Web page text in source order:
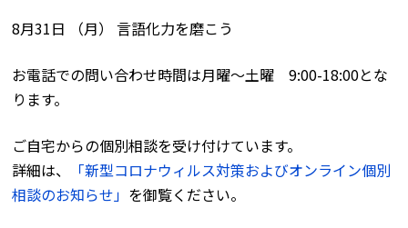
8月31日 （月） 言語化力を磨こう
お電話での問い合わせ時間は月曜〜土曜 9:00-18:00とな
ります。
ご自宅からの個別相談を受け付けています。
詳細は、
「新型コロナウィルス対策およびオンライン個別
相談のお知らせ」 を御覧ください。